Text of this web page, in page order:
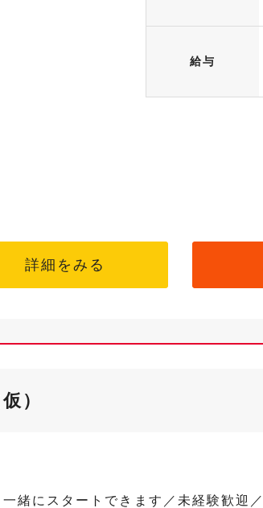
給与
詳細をみる
）
緒にスタートできます／未経験歓迎／